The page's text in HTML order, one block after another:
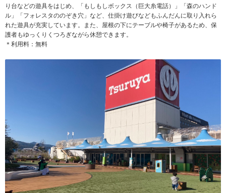
り台などの遊具をはじめ、「もしもしボックス（巨大糸電話）」「森のハンド
ル」「フォレスタののぞき穴」など、仕掛け遊びなどもふんだんに取り入れら
れた遊具が充実しています。また、屋根の下にテーブルや椅子があるため、保
護者もゆっくりくつろぎながら休憩できます。
＊利用料：無料